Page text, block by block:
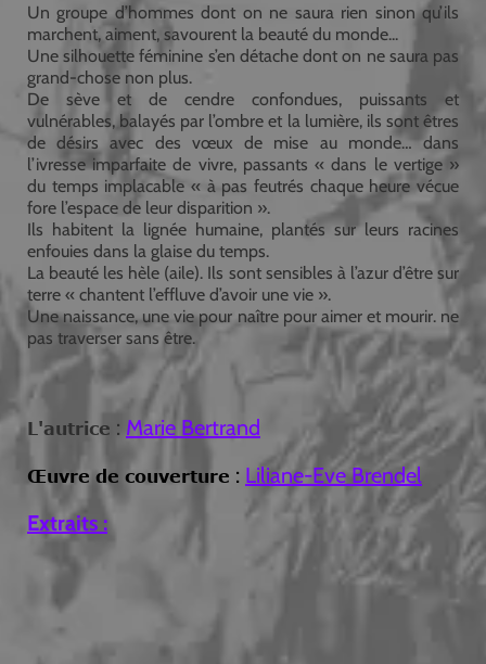
Un groupe d’hommes dont on ne saura rien sinon qu’ils
marchent, aiment, savourent la beauté du monde...
Une silhouette féminine s’en détache dont on ne saura pas
grand-chose non plus.
De sève et de cendre confondues, puissants et
vulnérables, balayés par l’ombre et la lumière, ils sont êtres
de désirs avec des vœux de mise au monde… dans
l’ivresse imparfaite de vivre, passants « dans le vertige »
du temps implacable « à pas feutrés chaque heure vécue
fore l’espace de leur disparition ».
Ils habitent la lignée humaine, plantés sur leurs racines
enfouies dans la glaise du temps.
La beauté les hèle (aile). Ils sont sensibles à l’azur d’être sur
terre « chantent l’effluve d’avoir une vie ».
Une naissance, une vie pour naître pour aimer et mourir. ne
pas traverser sans être.
L'autrice : Marie Bertrand
Œuvre de couverture : Liliane-Eve Brendel
Extraits :